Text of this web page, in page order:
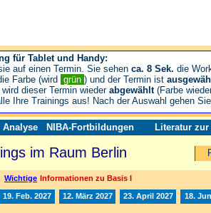
NIBA-Fortbildungen Literatur zur
im Raum Berlin
Wichtige Informationen zu Basis I
19. Feb. 2027 12. März 2027 23. April 2027 18.
für Tablet und Handy:
auf einen Termin. Sie sehen ca. 8 Sek. die
Farbe (wird grün ) und der Termin ist
dieser Termin wiederabgewählt(Farbe
Ihre Trainings aus! Nach der Auswahl gehen